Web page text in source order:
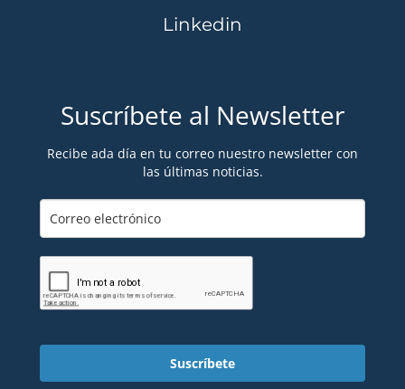
Linkedin
Suscríbete al Newsletter
Recibe ada día en tu correo nuestro newsletter con
las últimas noticias.
Suscríbete